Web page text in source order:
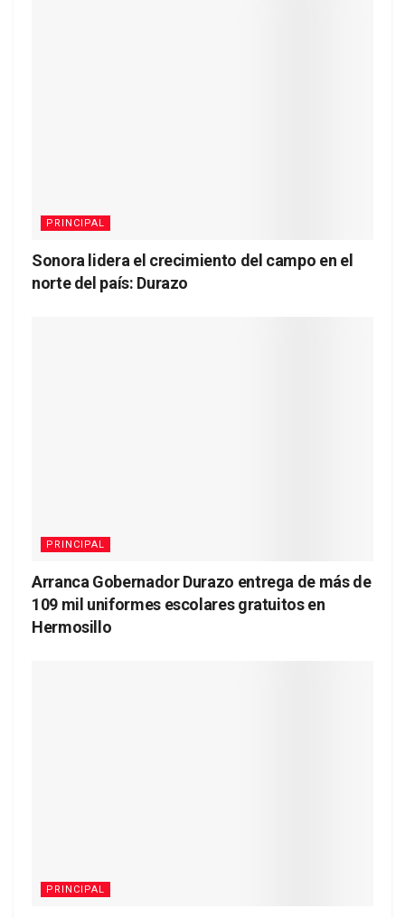
PRINCIPAL
Sonora lidera el crecimiento del campo en el
norte del país: Durazo
PRINCIPAL
Arranca Gobernador Durazo entrega de más de
109 mil uniformes escolares gratuitos en
Hermosillo
PRINCIPAL